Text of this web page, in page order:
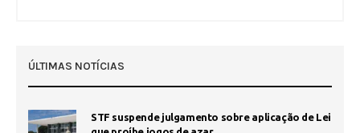
ÚLTIMAS NOTÍCIAS
STF suspende julgamento sobre aplicação de Lei